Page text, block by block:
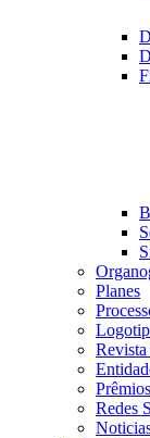
Planes
Prêmios
Redes